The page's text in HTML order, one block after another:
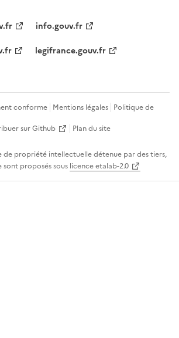
info.gouv.fr
legifrance.gouv.fr
conforme Mentions légales Politique de
sur Github Plan du site
de propriété intellectuelle détenue par des tiers,
sont proposés sous licence etalab-2.0